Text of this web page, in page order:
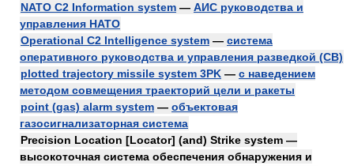
NATO C2 Information system — АИС руководства и
управления НАТО
Operational C2 Intelligence system — система
оперативного руководства и управления разведкой (СВ)
plotted trajectory missile system 3PK — с наведением
методом совмещения траекторий цели и ракеты
point (gas) alarm system — объектовая
газосигнализаторная система
Precision Location [Locator] (and) Strike system —
высокоточная система обеспечения обнаружения и